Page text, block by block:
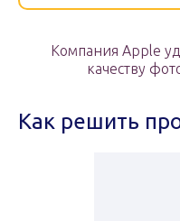
Компания Apple
качеству
Как решить